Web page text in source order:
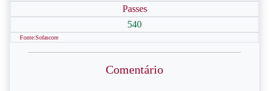
Passes
540
Fonte:Sofascore
Comentário